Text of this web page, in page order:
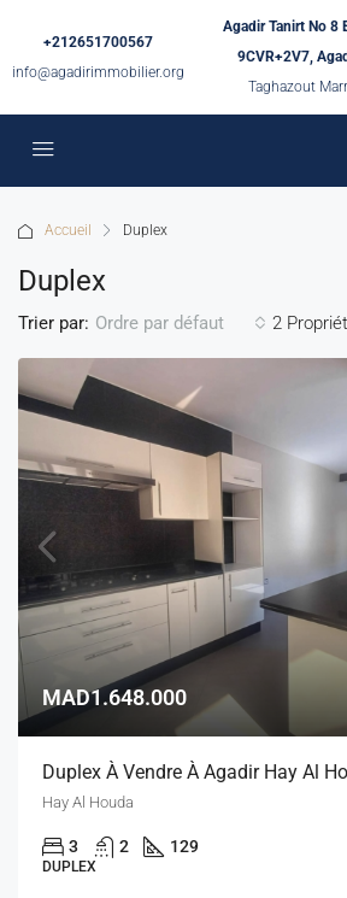
+212651700567
info@agadirimmobilier.org
Agadir Tanirt No 8
9CVR+2V7,
Taghazout
Accueil Duplex
Duplex
2
Trier par: Ordre par défaut
MAD1.648.000
Duplex À Vendre À Agadir Hay Al
Hay Al Houda
3 2 129
DUPLEX